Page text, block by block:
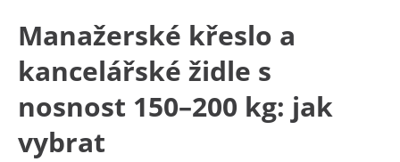
Manažerské křeslo a
kancelářské židle s
nosnost 150–200 kg: jak
vybrat